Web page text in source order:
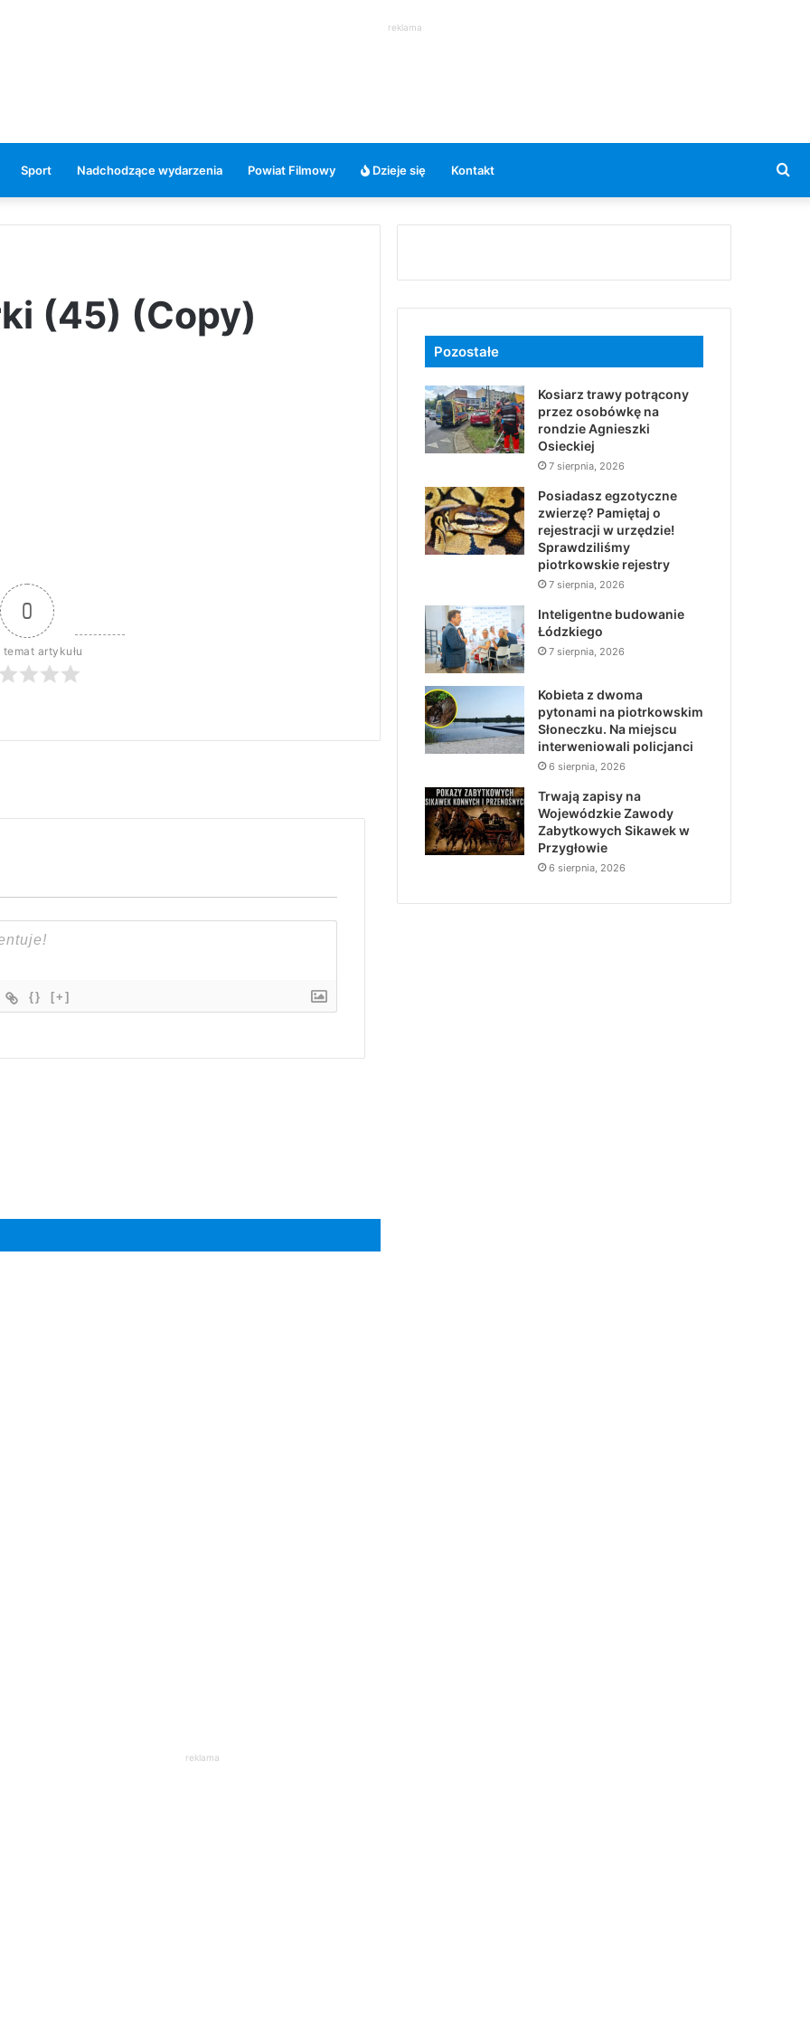
reklama
Sport Nadchodzące wydarzenia Powiat Filmowy Dzieje się Kontakt
(45) (Copy)
0
temat artykułu
{} [+]
Pozostałe
Kosiarz trawy potrącony
przez osobówkę na
rondzie Agnieszki
Osieckiej
7 sierpnia, 2026
Posiadasz egzotyczne
zwierzę? Pamiętaj o
rejestracji w urzędzie!
Sprawdziliśmy
piotrkowskie rejestry
7 sierpnia, 2026
Inteligentne budowanie
Łódzkiego
7 sierpnia, 2026
Kobieta z dwoma
pytonami na piotrkowskim
Słoneczku. Na miejscu
interweniowali policjanci
6 sierpnia, 2026
Trwają zapisy na
Wojewódzkie Zawody
Zabytkowych Sikawek w
Przygłowie
6 sierpnia, 2026
reklama